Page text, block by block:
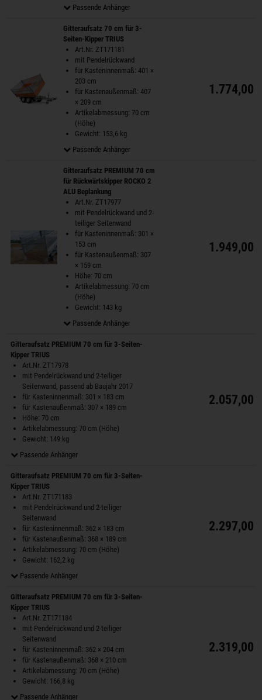
Passende Anhänger
Gitteraufsatz 70 cm für 3-
Seiten-Kipper TRIUS
Art.Nr. ZT171181
mit Pendelrückwand
für Kasteninnenmaß: 401 ×
203 cm
für Kastenaußenmaß: 407
× 209 cm
Artikelabmessung: 70 cm
(Höhe)
Gewicht: 153,6 kg
Passende Anhänger
1.774,00
Gitteraufsatz PREMIUM 70 cm
für Rückwärtskipper ROCKO 2
ALU Beplankung
Art.Nr. ZT17977
mit Pendelrückwand und 2-
teiliger Seitenwand
für Kasteninnenmaß: 301 ×
153 cm
für Kastenaußenmaß: 307
× 159 cm
Höhe: 70 cm
Artikelabmessung: 70 cm
(Höhe)
Gewicht: 143 kg
Passende Anhänger
1.949,00
Gitteraufsatz PREMIUM 70 cm für 3-Seiten-
Kipper TRIUS
Art.Nr. ZT17978
mit Pendelrückwand und 2-teiliger
Seitenwand, passend ab Baujahr 2017
für Kasteninnenmaß: 301 × 183 cm
für Kastenaußenmaß: 307 × 189 cm
Höhe: 70 cm
Artikelabmessung: 70 cm (Höhe)
Gewicht: 149 kg
Passende Anhänger
2.057,00
Gitteraufsatz PREMIUM 70 cm für 3-Seiten-
Kipper TRIUS
Art.Nr. ZT171183
mit Pendelrückwand und 2-teiliger
Seitenwand
für Kasteninnenmaß: 362 × 183 cm
für Kastenaußenmaß: 368 × 189 cm
Artikelabmessung: 70 cm (Höhe)
Gewicht: 162,2 kg
Passende Anhänger
2.297,00
Gitteraufsatz PREMIUM 70 cm für 3-Seiten-
Kipper TRIUS
Art.Nr. ZT171184
mit Pendelrückwand und 2-teiliger
Seitenwand
für Kasteninnenmaß: 362 × 204 cm
für Kastenaußenmaß: 368 × 210 cm
Artikelabmessung: 70 cm (Höhe)
Gewicht: 166,8 kg
Passende Anhänger
2.319,00